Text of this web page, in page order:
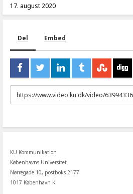
17. august 2020
Del Embed
URL
to
KU Kommunikation
Københavns Universitet
Nørregade 10, postboks 2177
1017 København K